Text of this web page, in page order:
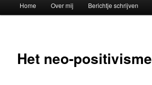
Home Over mij Berichtje schrijven
Het neo-positivisme